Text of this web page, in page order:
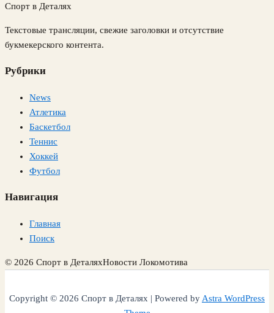
Спорт в Деталях
Текстовые трансляции, свежие заголовки и отсутствие
букмекерского контента.
Рубрики
News
Атлетика
Баскетбол
Теннис
Хоккей
Футбол
Навигация
Главная
Поиск
© 2026 Спорт в ДеталяхНовости Локомотива
Copyright © 2026 Спорт в Деталях | Powered byAstra WordPress